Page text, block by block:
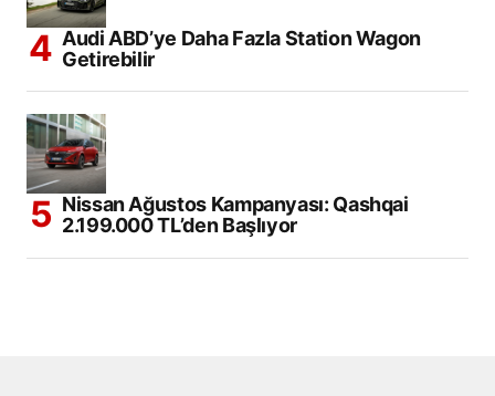
Audi ABD’ye Daha Fazla Station Wagon
Getirebilir
Nissan Ağustos Kampanyası: Qashqai
2.199.000 TL’den Başlıyor